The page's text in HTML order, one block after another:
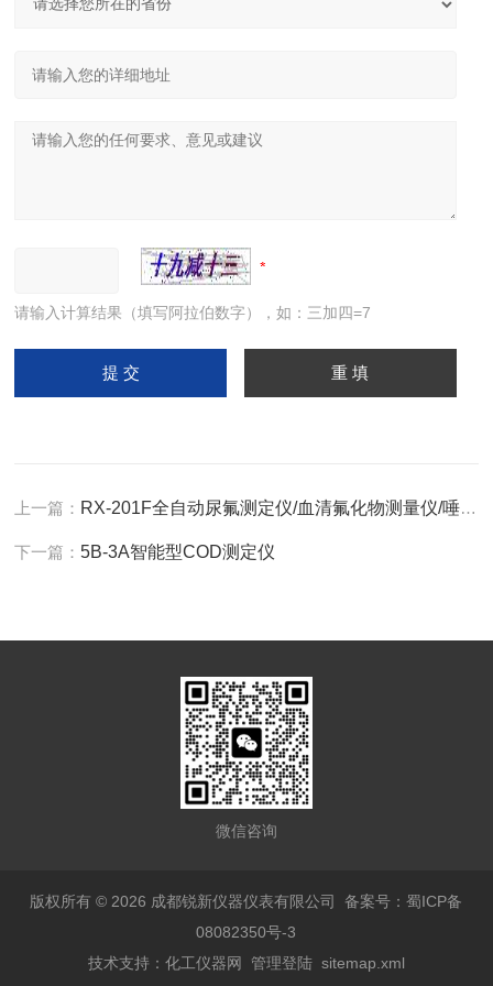
请输入计算结果（填写阿拉伯数字），如：三加四=7
上一篇： RX-201F全自动尿氟测定仪/血清氟化物测量仪/唾液氟离子浓度计
下一篇：5B-3A智能型COD测定仪
微信咨询
版权所有 © 2026 成都锐新仪器仪表有限公司备案号：蜀ICP备
08082350号-3
技术支持： 化工仪器网 管理登陆 sitemap.xml